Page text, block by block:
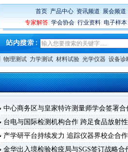
首页: 产品中心: 资讯频道: 展会频道
专家解答: 学会协会: 行业资料: 电子样本
物理测试 力学测试 材料试验 光学仪器 设备诊
中心商务区与皇家特许测量师学会签署合
台电与国际检测机构合作 跨足食品放射
产学研平台持续发力 追踪仪器界校企合
金华出入境检验检疫局与SGS签订战略合